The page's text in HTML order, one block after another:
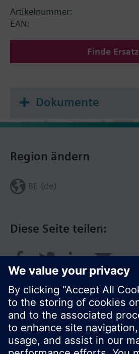
Artikelnummer:
EAN:
Finde Ersatz
Dokumente
Diese Seite teilen:
Region ändern
BE (de)